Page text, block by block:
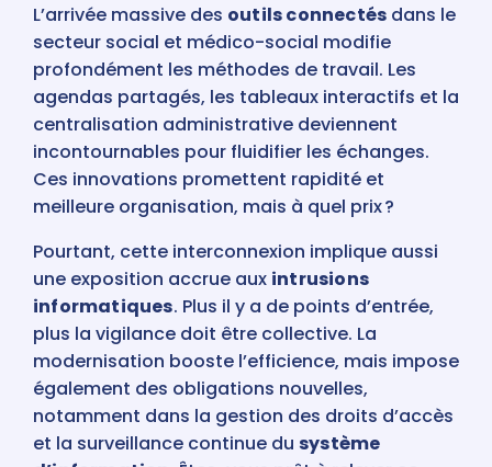
L’arrivée massive des outils connectés dans le
secteur social et médico-social modifie
profondément les méthodes de travail. Les
agendas partagés, les tableaux interactifs et la
centralisation administrative deviennent
incontournables pour fluidifier les échanges.
Ces innovations promettent rapidité et
meilleure organisation, mais à quel prix ?
Pourtant, cette interconnexion implique aussi
une exposition accrue aux intrusions
informatiques. Plus il y a de points d’entrée,
plus la vigilance doit être collective. La
modernisation booste l’efficience, mais impose
également des obligations nouvelles,
notamment dans la gestion des droits d’accès
et la surveillance continue du système